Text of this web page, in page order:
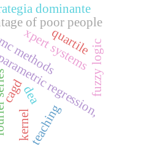
kernel
regression,
of poor people
xpert systems
dominante
cagd
methods
teaching
fuzzy logic
quartile
dea